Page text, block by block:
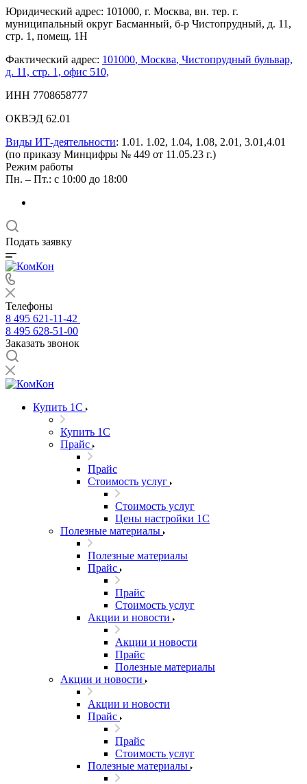
Юридический адрес: 101000, г. Москва, вн. тер. г.
муниципальный округ Басманный, б-р Чистопрудный, д. 11,
стр. 1, помещ. 1Н
Фактический адрес: 101000, Москва, Чистопрудный бульвар,
д. 11, стр. 1, офис 510,
ИНН 7708658777
ОКВЭД 62.01
Виды ИТ-деятельности: 1.01. 1.02, 1.04, 1.08, 2.01, 3.01,4.01
(по приказу Минцифры № 449 от 11.05.23 г.)
Режим работы
Пн. – Пт.: с 10:00 до 18:00
Подать заявку
Телефоны
8 495 621-11-42
8 495 628-51-00
Заказать звонок
Купить 1С
Купить 1С
Прайс
Прайс
Стоимость услуг
Стоимость услуг
Цены настройки 1С
Полезные материалы
Полезные материалы
Прайс
Прайс
Стоимость услуг
Акции и новости
Акции и новости
Прайс
Полезные материалы
Акции и новости
Акции и новости
Прайс
Прайс
Стоимость услуг
Полезные материалы